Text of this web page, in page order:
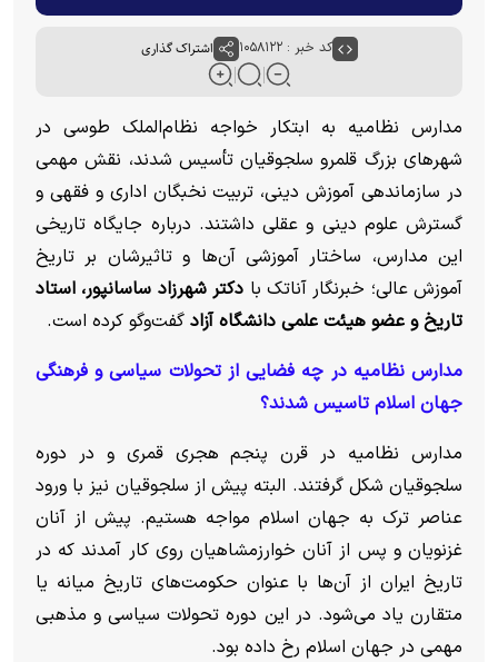
کد خبر : ۱۰۵۸۱۲۲ اشتراک گذاری
مدارس نظامیه به ابتکار خواجه نظام‌الملک طوسی در
شهرهای بزرگ قلمرو سلجوقیان تأسیس شدند، نقش مهمی
در سازماندهی آموزش دینی، تربیت نخبگان اداری و فقهی و
گسترش علوم دینی و عقلی داشتند. درباره جایگاه تاریخی
این مدارس، ساختار آموزشی آن‌ها و تاثیرشان بر تاریخ
آموزش عالی؛ خبرنگار آناتک با دکتر شهرزاد ساسانپور، استاد
تاریخ و عضو هیئت علمی دانشگاه آزاد گفت‌وگو کرده است.
مدارس نظامیه در چه فضایی از تحولات سیاسی و فرهنگی
جهان اسلام تاسیس شدند؟
مدارس نظامیه در قرن پنجم هجری قمری و در دوره
سلجوقیان شکل گرفتند. البته پیش از سلجوقیان نیز با ورود
عناصر ترک به جهان اسلام مواجه هستیم. پیش از آنان
غزنویان و پس از آنان خوارزمشاهیان روی کار آمدند که در
تاریخ ایران از آن‌ها با عنوان حکومت‌های تاریخ میانه یا
متقارن یاد می‌شود. در این دوره تحولات سیاسی و مذهبی
مهمی در جهان اسلام رخ داده بود.